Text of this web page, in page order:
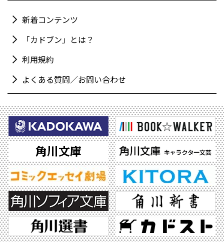
新着コンテンツ
「カドブン」とは？
利用規約
よくある質問／お問い合わせ